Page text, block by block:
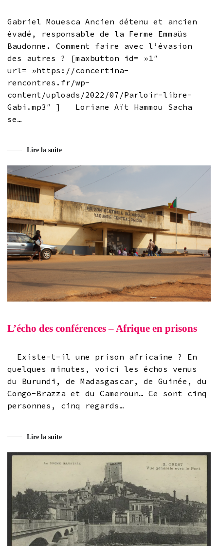
Gabriel Mouesca Ancien détenu et ancien
évadé, responsable de la Ferme Emmaüs
Baudonne. Comment faire avec l’évasion
des autres ? [maxbutton id= »1″
url= »https://concertina-
rencontres.fr/wp-
content/uploads/2022/07/Parloir-libre-
Gabi.mp3″ ] Loriane Aït Hammou Sacha
se…
Lire la suite
L’écho des conférences – Afrique en prisons
Existe-t-il une prison africaine ? En
quelques minutes, voici les échos venus
du Burundi, de Madasgascar, de Guinée, du
Congo-Brazza et du Cameroun… Ce sont cinq
personnes, cinq regards…
Lire la suite